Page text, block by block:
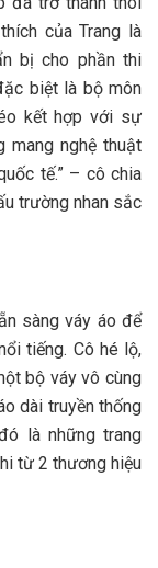
của Trang là
bị cho phần thi
biệt là bộ môn
kết hợp với sự
mang nghệ thuật
tế.” – cô chia
trường nhan sắc
sàng váy áo để
tiếng. Cô hé lộ,
bộ váy vô cùng
dài truyền thống
là những trang
từ 2 thương hiệu